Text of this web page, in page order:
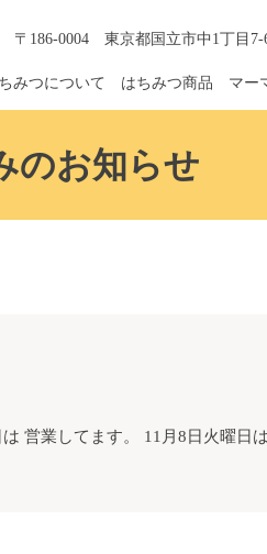
〒186-0004 東京都国立市中1丁目7-
みつについて はちみつ商品 マー
のお知らせ
営業してます。 11月8日火曜日